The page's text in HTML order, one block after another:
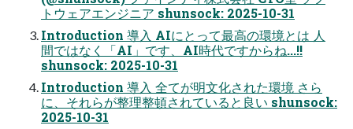
トウェアエンジニア shunsock: 2025-10-31
Introduction 導入 AIにとって最高の環境とは 人
間ではなく「AI」です、AI時代ですからね...!!
shunsock: 2025-10-31
Introduction 導入 全てが明文化された環境 さら
に、それらが整理整頓されていると良い shunsock:
2025-10-31